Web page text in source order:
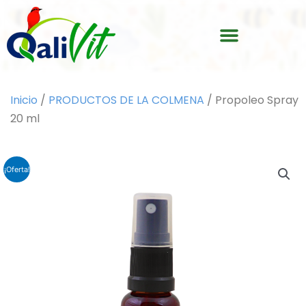
contenido
Menu
Inicio / PRODUCTOS DE LA COLMENA / Propoleo Spray
20 ml
¡Oferta!